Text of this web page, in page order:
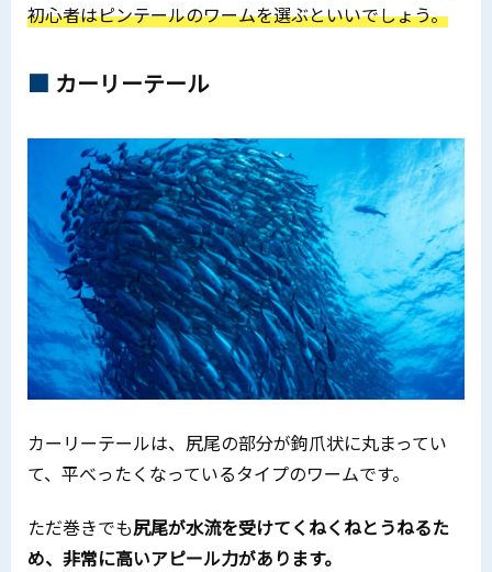
初心者はピンテールのワームを選ぶといいでしょう。
カーリーテール
カーリーテールは、尻尾の部分が鉤爪状に丸まってい
て、平べったくなっているタイプのワームです。
ただ巻きでも尻尾が水流を受けてくねくねとうねるた
め、非常に高いアピール力があります。